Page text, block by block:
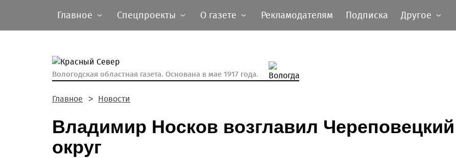
Главное Спецпроекты О газете Рекламодателям Подписка Другое
Вологодская областная газета. Основана в мае 1917 года.
Главное Новости
Владимир Носков возглавил Череповецкий
округ